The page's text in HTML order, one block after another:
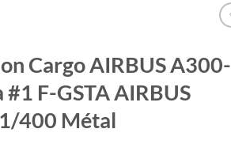
Cargo AIRBUS A300-
#1 F-GSTA AIRBUS
400 Métal